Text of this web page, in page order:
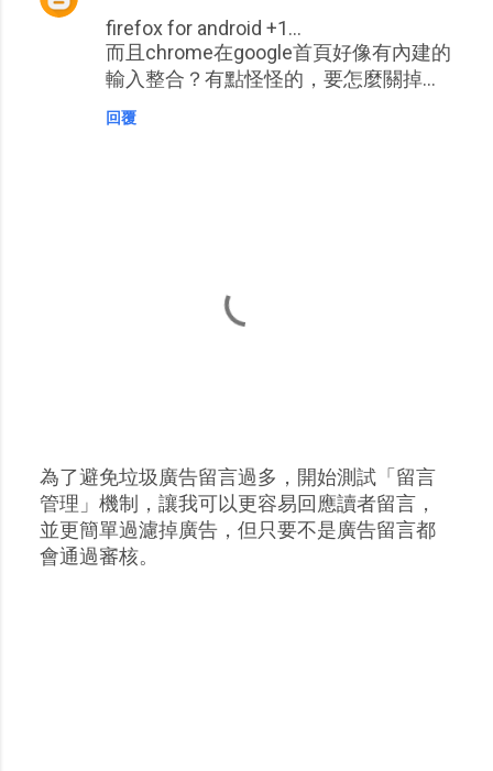
firefox for android +1...
而且chrome在google首頁好像有內建的
輸入整合？有點怪怪的，要怎麼關掉...
回覆
張
貼
留
為了避免垃圾廣告留言過多，開始測試「留言
管理」機制，讓我可以更容易回應讀者留言，
並更簡單過濾掉廣告，但只要不是廣告留言都
會通過審核。